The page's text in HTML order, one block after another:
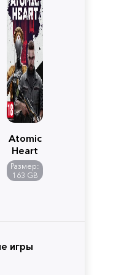
Atomic
Heart
Размер:
163 GB
игры